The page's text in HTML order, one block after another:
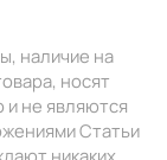
наличие на
носят
не являются
Статьи